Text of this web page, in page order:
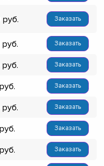
Заказать
Заказать
Заказать
Заказать
Заказать
Заказать
Заказать